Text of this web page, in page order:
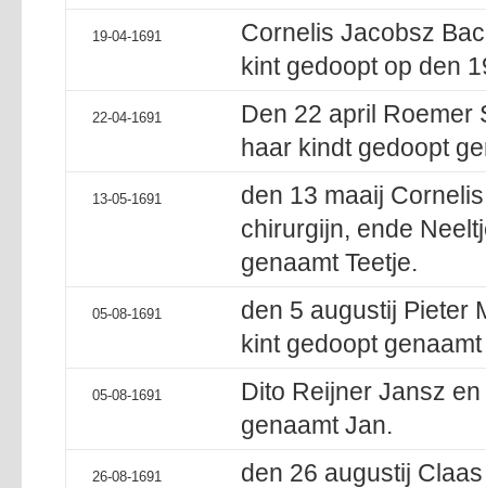
19-04-1691
Cornelis Jacobsz
kint gedoopt op den
22-04-1691
Den 22 april Roemer
haar kindt gedoopt
13-05-1691
den 13 maaij
chirurgijn, ende
genaamt Teetje.
05-08-1691
den 5 augustij Pieter
kint gedoopt
05-08-1691
Dito Reijner Jansz
genaamt Jan.
26-08-1691
den 26 augustij